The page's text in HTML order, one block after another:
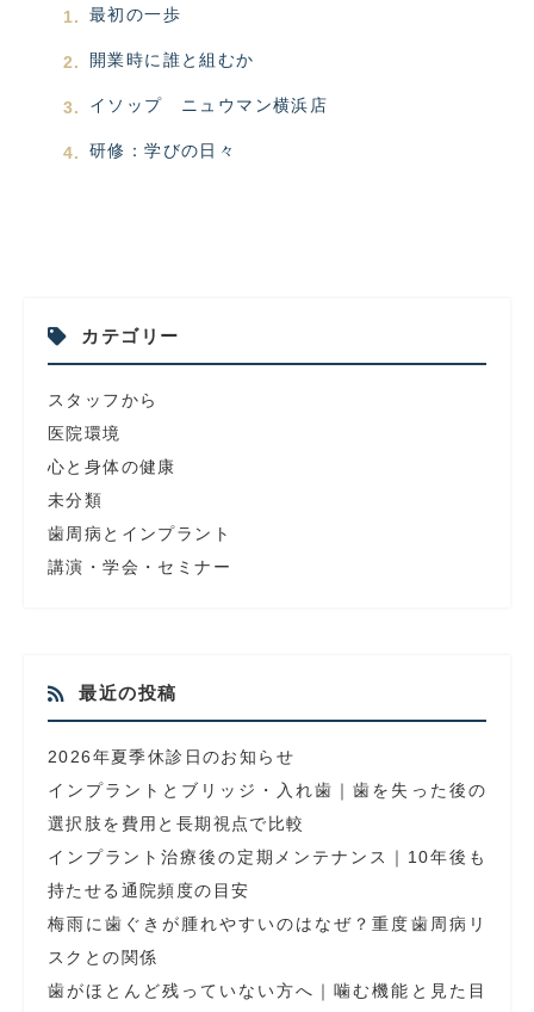
最初の一歩
開業時に誰と組むか
イソップ ニュウマン横浜店
研修：学びの日々
カテゴリー
スタッフから
医院環境
心と身体の健康
未分類
歯周病とインプラント
講演・学会・セミナー
最近の投稿
2026年夏季休診日のお知らせ
インプラントとブリッジ・入れ歯｜歯を失った後の
選択肢を費用と長期視点で比較
インプラント治療後の定期メンテナンス｜10年後も
持たせる通院頻度の目安
梅雨に歯ぐきが腫れやすいのはなぜ？重度歯周病リ
スクとの関係
歯がほとんど残っていない方へ｜噛む機能と見た目